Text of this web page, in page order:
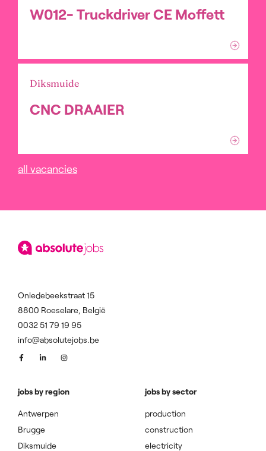
all vacancies
W012- Truckdriver CE Moffett
Diksmuide
CNC DRAAIER
Onledebeekstraat 15
8800 Roeselare, België
0032 51 79 19 95
info@absolutejobs.be
jobs by region
Antwerpen
Brugge
Diksmuide
jobs by sector
production
construction
electricity